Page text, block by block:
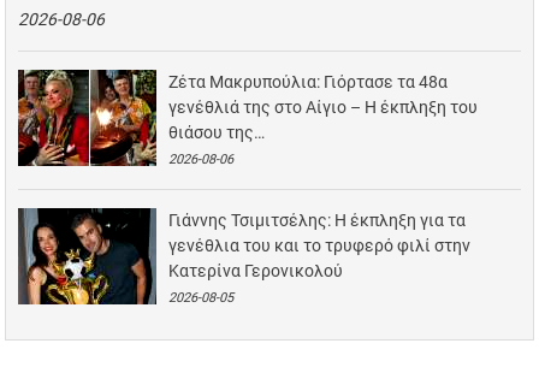
2026-08-06
Ζέτα Μακρυπούλια: Γιόρτασε τα 48α
γενέθλιά της στο Αίγιο – Η έκπληξη του
θιάσου της…
2026-08-06
Γιάννης Τσιμιτσέλης: Η έκπληξη για τα
γενέθλια του και το τρυφερό φιλί στην
Κατερίνα Γερονικολού
2026-08-05